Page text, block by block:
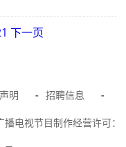
下一页
明 - 招聘信息 -
播电视节目制作经营许可：